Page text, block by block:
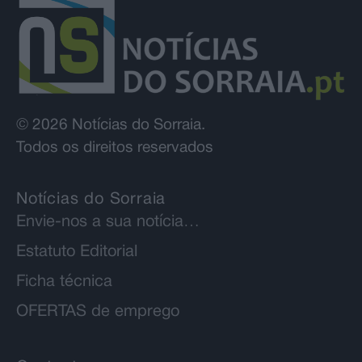
© 2026 Notícias do Sorraia.
Todos os direitos reservados
Notícias do Sorraia
Envie-nos a sua notícia…
Estatuto Editorial
Ficha técnica
OFERTAS de emprego